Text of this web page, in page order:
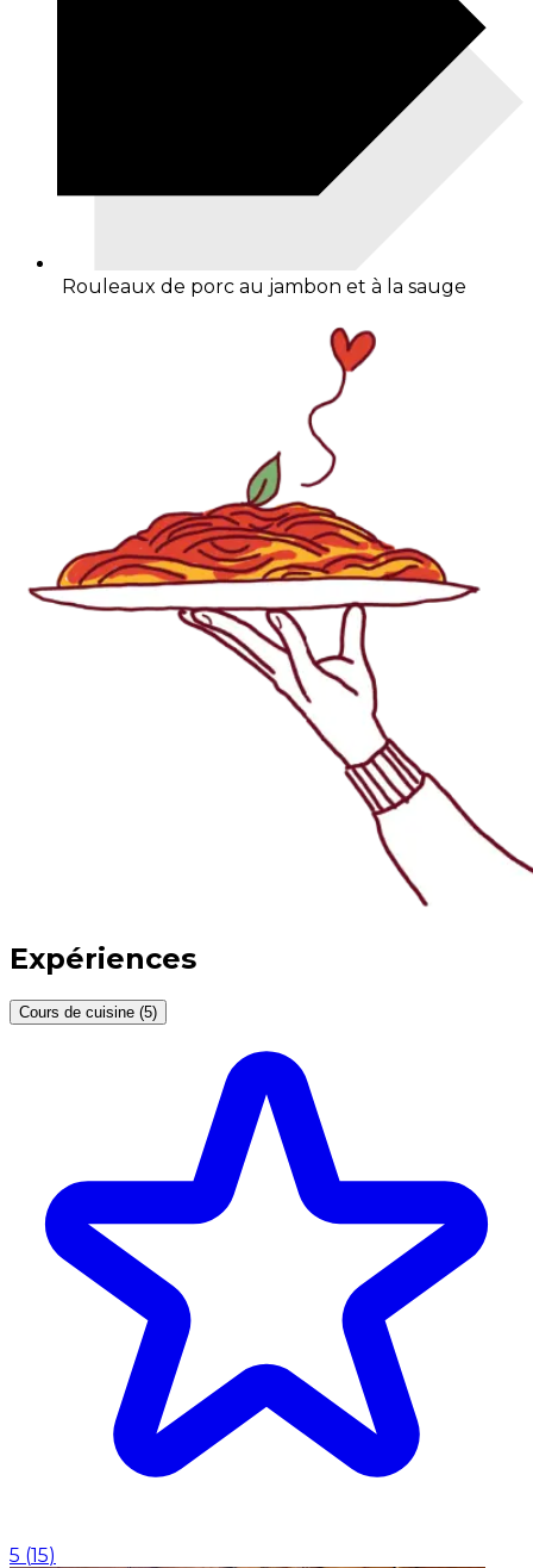
Rouleaux de porc au jambon et à la sauge
Expériences
Cours de cuisine (5)
5 (15)